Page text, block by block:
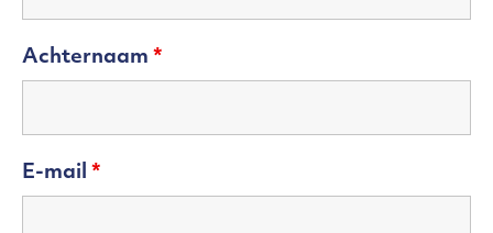
Achternaam *
E-mail *